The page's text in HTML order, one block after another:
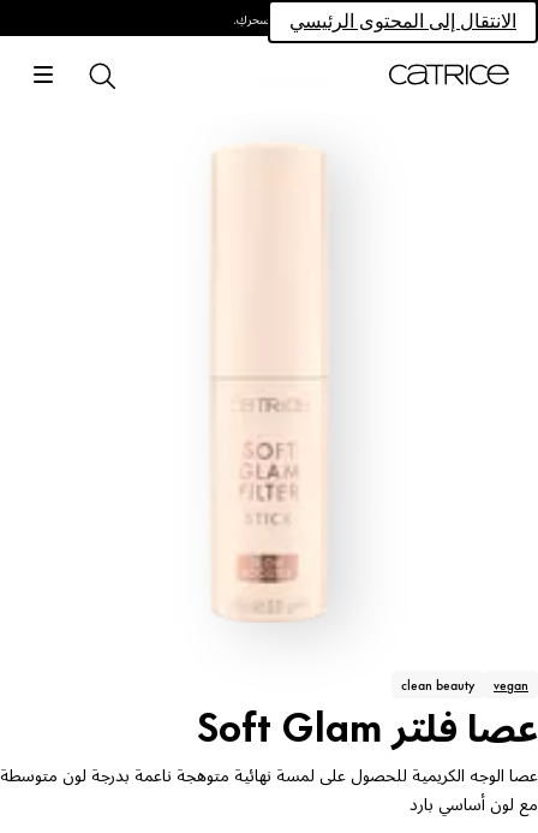
الانتقال إلى المحتوى الرئيسيامتلكي سحركِ.
vegan
clean beauty
عصا فلتر Soft Glam
عصا الوجه الكريمية للحصول على لمسة نهائية متوهجة ناعمة بدرجة لون متوسطة
مع لون أساسي بارد